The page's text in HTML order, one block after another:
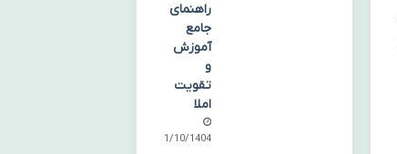
راهنمای
جامع
آموزش
و
تقویت
املا
11/10/1404